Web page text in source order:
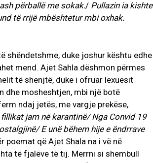
përballë me sokak./ Pullazin ia kishte
të rrijë mbështetur mbi oxhak.
shëndetshme, duke joshur kështu edhe
mend. Ajet Sahla dëshmon përmes
të shenjtë, duke i ofruar lexuesit
dhe mosheshtjen, mbi një botë
ndaj jetës, me vargje prekëse,
jam në karantinë/ Nga Convid 19
E unë bëhem hije e ëndrrave
poemat që Ajet Shala na i vë në
të fjalëve të tij. Merrni si shembull